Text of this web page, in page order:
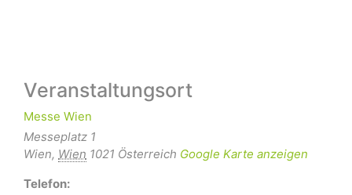
Veranstaltungsort
Messe Wien
Messeplatz 1
Wien, Wien 1021 Österreich Google Karte anzeigen
Telefon: